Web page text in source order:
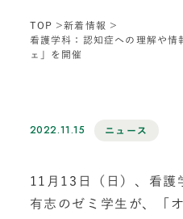
TOP
新着情報
看護学科：認知症への理解や情
ェ」を開催
2022.11.15 ニュース
11月13日（日）、看護
有志のゼミ学生が、「